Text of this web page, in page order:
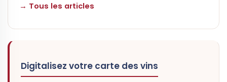
→ Tous les articles
Digitalisez votre carte des vins